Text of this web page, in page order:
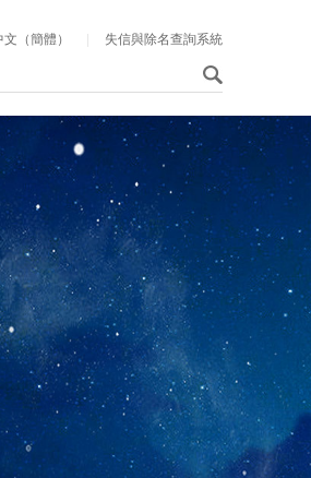
失信與除名查詢系統
（簡體）